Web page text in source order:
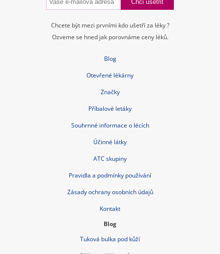
Chcete být mezi prvními kdo ušetří za léky ?
Ozveme se hned jak porovnáme ceny léků.
Blog
Otevřené lékárny
Značky
Příbalové letáky
Souhrnné informace o lécích
Účinné látky
ATC skupiny
Pravidla a podmínky používání
Zásady ochrany osobních údajů
Kontakt
Blog
Tuková bulka pod kůží